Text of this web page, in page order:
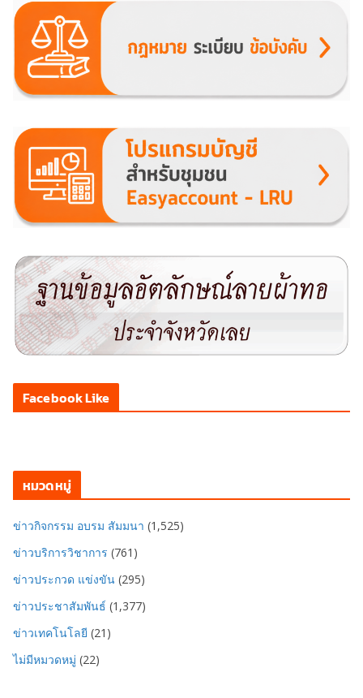
Facebook Like
หมวดหมู่
ข่าวกิจกรรม อบรม สัมมนา (1,525)
ข่าวบริการวิชาการ (761)
ข่าวประกวด แข่งขัน (295)
ข่าวประชาสัมพันธ์ (1,377)
ข่าวเทคโนโลยี (21)
ไม่มีหมวดหมู่ (22)